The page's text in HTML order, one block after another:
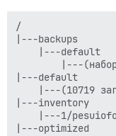
/
|---backups
    |---default
|---
|---default
|---(10719
|---inventory
|---1/
|---optimized